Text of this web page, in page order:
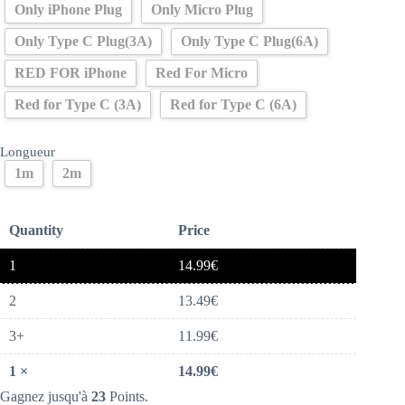
Only iPhone Plug Only Micro Plug
Only Type C Plug(3A) Only Type C Plug(6A)
RED FOR iPhone Red For Micro
Red for Type C (3A) Red for Type C (6A)
Longueur
1m 2m
Quantity Price
1 14.99€
2 13.49€
3+ 11.99€
1 × 14.99€
Gagnez jusqu'à 23 Points.